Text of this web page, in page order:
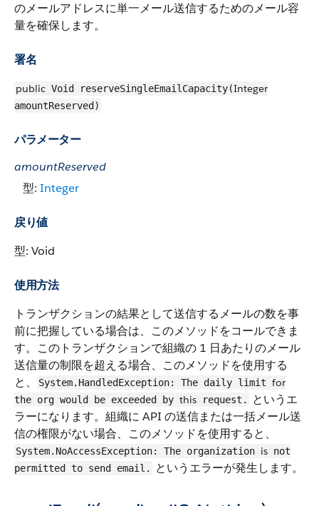
のメールアドレスに単一メール送信するためのメール容
量を確保します。
署名
public Void reserveSingleEmailCapacity(Integer
amountReserved)
パラメーター
amountReserved
型: Integer
戻り値
型: Void
使用方法
トランザクションの結果として送信するメールの数を事
前に把握している場合は、このメソッドをコールできま
す。このトランザクションで組織の 1 日あたりのメール
送信量の制限を超える場合、このメソッドを使用する
と、
System.HandledException: The daily limit for
the org would be exceeded by this request.
というエ
ラーになります。組織に API の送信または一括メール送
信の権限がない場合、このメソッドを使用すると、
System.NoAccessException: The organization is not
permitted to send email.
というエラーが発生します。